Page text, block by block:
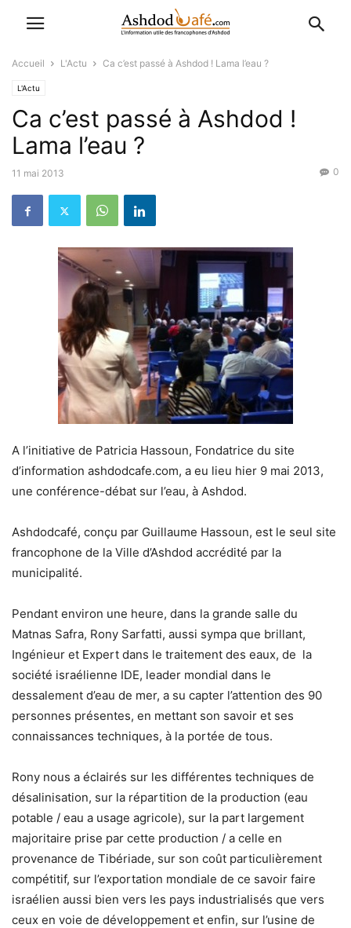
Accueil L'Actu Ca c’est passé à Ashdod ! Lama l’eau ?
L'Actu
Ca c’est passé à Ashdod !
Lama l’eau ?
11 mai 2013 0
A l’initiative de Patricia Hassoun, Fondatrice du site
d’information ashdodcafe.com, a eu lieu hier 9 mai 2013,
une conférence-débat sur l’eau, à Ashdod.
Ashdodcafé, conçu par Guillaume Hassoun, est le seul site
francophone de la Ville d’Ashdod accrédité par la
municipalité.
Pendant environ une heure, dans la grande salle du
Matnas Safra, Rony Sarfatti, aussi sympa que brillant,
Ingénieur et Expert dans le traitement des eaux, de la
société israélienne IDE, leader mondial dans le
dessalement d’eau de mer, a su capter l’attention des 90
personnes présentes, en mettant son savoir et ses
connaissances techniques, à la portée de tous.
Rony nous a éclairés sur les différentes techniques de
désalinisation, sur la répartition de la production (eau
potable / eau a usage agricole), sur la part largement
majoritaire prise par cette production / a celle en
provenance de Tibériade, sur son coût particulièrement
compétitif, sur l’exportation mondiale de ce savoir faire
israélien aussi bien vers les pays industrialisés que vers
ceux en voie de développement et enfin, sur l’usine de